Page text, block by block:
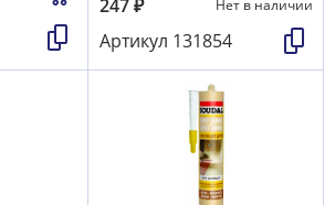
247₽ Нет в наличии
Артикул 131854